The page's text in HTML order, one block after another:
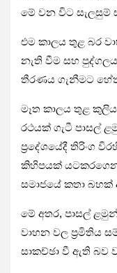
මේ වන විට සැලසුම්
එම කාලය තුළ බර
නැති වීම සහ
තීරණය ගැනීමට
මෑත කාලය තුළ
රථයක් ගැටී පාසල්
ප්‍රදේශයේදී තිරිංග
කිහිපයක්
සමාජයේ කතා
මේ අතර, පාසල්
වාහන වල ප්‍රමිතිය
සාකච්ඡා වී ඇති බව